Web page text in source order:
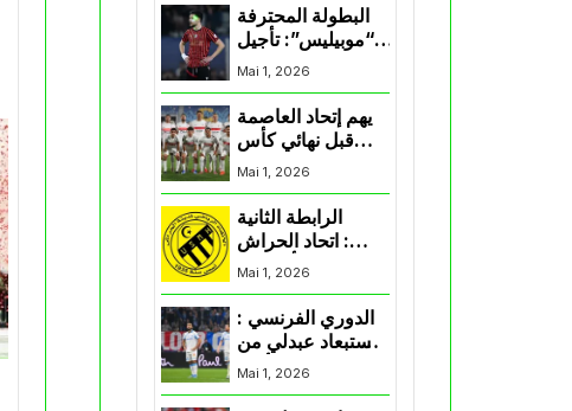
البطولة المحترفة
“موبيليس”: تأجيل
مباراة إتحاد
العاصمة وأتلتيك
بارادو
Mai 1, 2026
يهم إتحاد العاصمة
قبل نهائي كأس
اكاف : الزمالك
يسقط بثلاثية أمام
Mai 1, 2026
الرابطة الثانية
: اتحاد الحراش
يحسم التأهل إلى
“البلاي أوف”
Mai 1, 2026
الدوري الفرنسي :
استبعاد عبدلي من
قائمة مرسيليا أمام
Mai 1, 2026